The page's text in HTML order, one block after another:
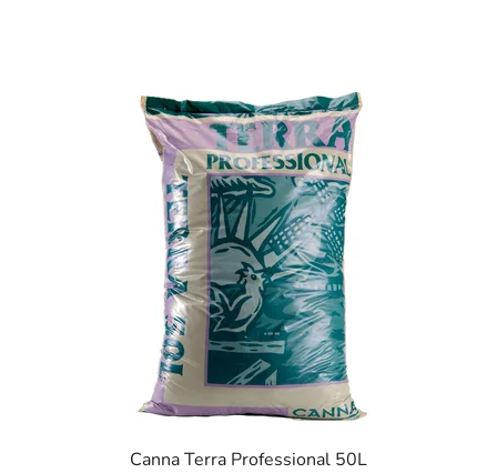
Canna Terra Professional 50L